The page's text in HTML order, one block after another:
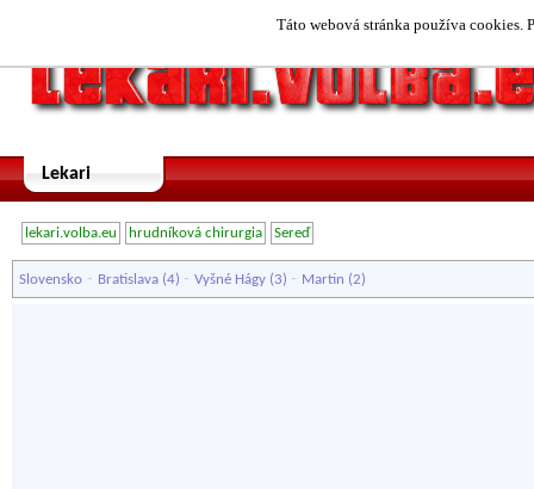
Táto webová stránka používa cookies.
Lekari
lekari.volba.eu hrudníková chirurgia Sereď
Slovensko - Bratislava (4) - Vyšné Hágy (3) - Martin (2)